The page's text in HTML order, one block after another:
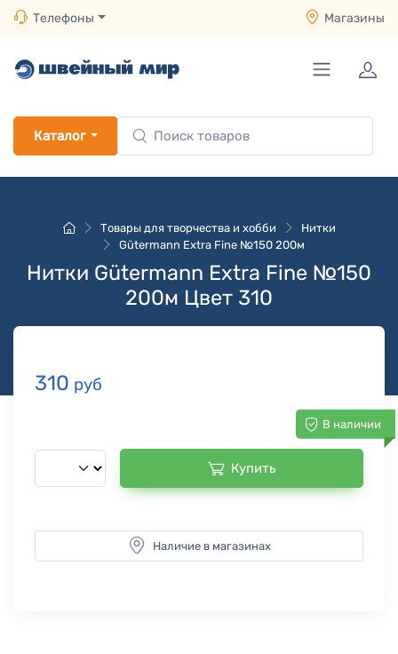
Телефоны Магазины
Каталог
Товары для творчества и хобби
Нитки
Gütermann Extra Fine №150 200м
Нитки Gütermann Extra Fine №150
200м Цвет 310
310 руб
В наличии
Купить
Наличие в магазинах